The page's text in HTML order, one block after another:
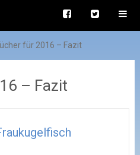
für 2016 – Fazit
– Fazit